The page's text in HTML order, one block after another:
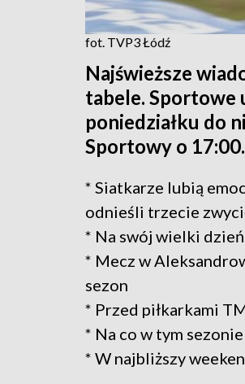
fot. TVP3 Łódź
Najświeższe
tabele. Sportowe
poniedziałku do
Sportowy o 17:00.
* Siatkarze lubią
odnieśli trzecie
* Na swój wielki
* Mecz w
sezon
* Przed piłkarkami
* Na co w tym
* W najbliższy